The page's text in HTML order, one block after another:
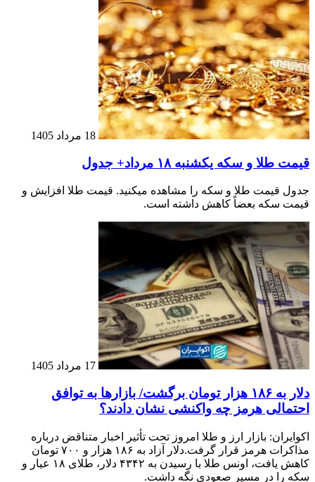
18 مرداد 1405
قیمت طلا و سکه یکشنبه ۱۸ مرداد+ جدول
جدول قیمت طلا و سکه را مشاهده میکنید. قیمت‌ طلا افزایش و
قیمت سکه بعضاً کاهش داشته است.
17 مرداد 1405
دلار به ۱۸۶ هزار تومان برگشت/ بازارها به توافق
احتمالی هرمز چه واکنشی نشان دادند؟
اکوایران: بازار ارز و طلا امروز تحت تأثیر اخبار متناقض درباره
مذاکرات هرمز قرار گرفت.دلار آزاد به ۱۸۶ هزار و ۷۰۰ تومان
کاهش یافت، اونس طلا با رسیدن به ۴۳۴۲ دلار، طلای ۱۸ عیار و
سکه را در مسیر صعودی نگه داشت.